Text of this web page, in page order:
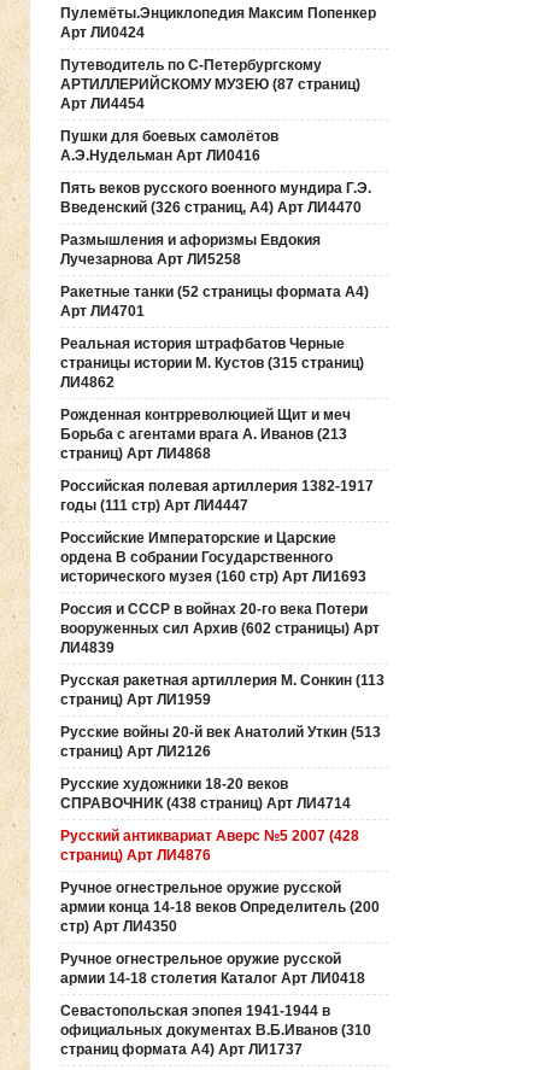
Пулемёты.Энциклопедия Максим Попенкер
Арт ЛИ0424
Путеводитель по С-Петербургскому
АРТИЛЛЕРИЙСКОМУ МУЗЕЮ (87 страниц)
Арт ЛИ4454
Пушки для боевых самолётов
А.Э.Нудельман Арт ЛИ0416
Пять веков русского военного мундира Г.Э.
Введенский (326 страниц, А4) Арт ЛИ4470
Размышления и афоризмы Евдокия
Лучезарнова Арт ЛИ5258
Ракетные танки (52 страницы формата А4)
Арт ЛИ4701
Реальная история штрафбатов Черные
страницы истории М. Кустов (315 страниц)
ЛИ4862
Рожденная контрреволюцией Щит и меч
Борьба с агентами врага А. Иванов (213
страниц) Арт ЛИ4868
Российская полевая артиллерия 1382-1917
годы (111 стр) Арт ЛИ4447
Российские Императорские и Царские
ордена В собрании Государственного
исторического музея (160 стр) Арт ЛИ1693
Россия и СССР в войнах 20-го века Потери
вооруженных сил Архив (602 страницы) Арт
ЛИ4839
Русская ракетная артиллерия М. Сонкин (113
страниц) Арт ЛИ1959
Русские войны 20-й век Анатолий Уткин (513
страниц) Арт ЛИ2126
Русские художники 18-20 веков
СПРАВОЧНИК (438 страниц) Арт ЛИ4714
Русский антиквариат Аверс №5 2007 (428
страниц) Арт ЛИ4876
Ручное огнестрельное оружие русской
армии конца 14-18 веков Определитель (200
стр) Арт ЛИ4350
Ручное огнестрельное оружие русской
армии 14-18 столетия Каталог Арт ЛИ0418
Севастопольская эпопея 1941-1944 в
официальных документах В.Б.Иванов (310
страниц формата А4) Арт ЛИ1737